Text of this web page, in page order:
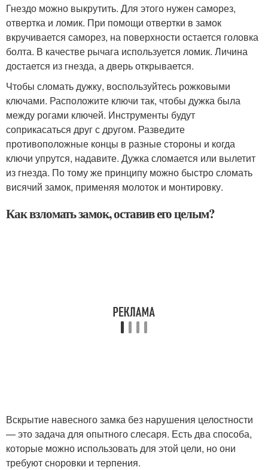
Гнездо можно выкрутить. Для этого нужен саморез,
отвертка и ломик. При помощи отвертки в замок
вкручивается саморез, на поверхности остается головка
болта. В качестве рычага используется ломик. Личина
достается из гнезда, а дверь открывается.
Чтобы сломать дужку, воспользуйтесь рожковыми
ключами. Расположите ключи так, чтобы дужка была
между рогами ключей. Инструменты будут
соприкасаться друг с другом. Разведите
противоположные концы в разные стороны и когда
ключи упрутся, надавите. Дужка сломается или вылетит
из гнезда. По тому же принципу можно быстро сломать
висячий замок, применяя молоток и монтировку.
Как взломать замок, оставив его целым?
Вскрытие навесного замка без нарушения целостности
— это задача для опытного слесаря. Есть два способа,
которые можно использовать для этой цели, но они
требуют сноровки и терпения.